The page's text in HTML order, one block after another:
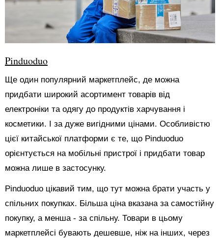
Pinduoduo
Ще один популярний маркетплейс, де можна
придбати широкий асортимент товарів від
електроніки та одягу до продуктів харчування і
косметики. І за дуже вигідними цінами. Особливістю
цієї китайської платформи є те, що Pinduoduo
орієнтується на мобільні пристрої і придбати товар
можна лише в застосунку.
Pinduoduo цікавий тим, що тут можна брати участь у
спільних покупках. Більша ціна вказана за самостійну
покупку, а менша - за спільну. Товари в цьому
маркетплейсі бувають дешевше, ніж на інших, через